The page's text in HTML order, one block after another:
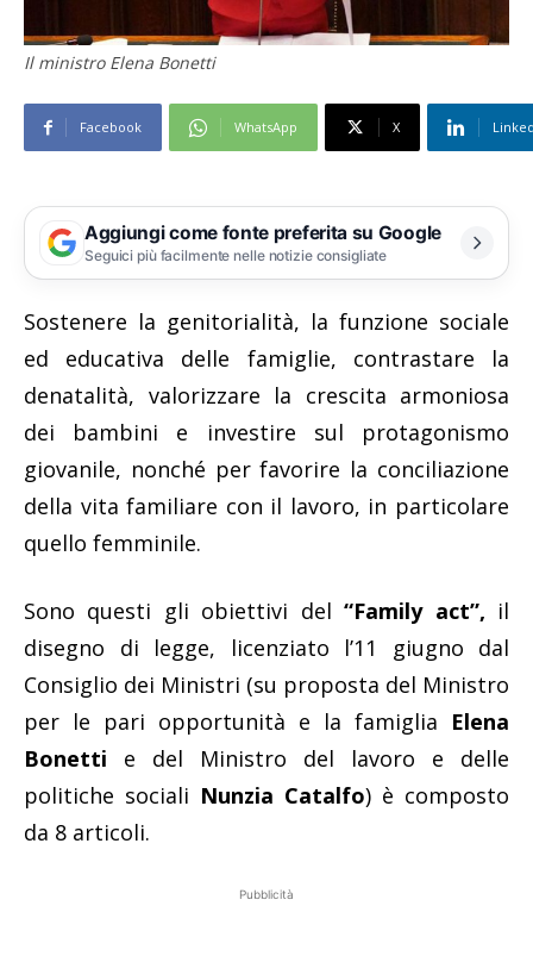
Il ministro Elena Bonetti
Facebook WhatsApp X
Aggiungi come fonte preferita su Google
Seguici più facilmente nelle notizie consigliate
Sostenere la genitorialità, la funzione sociale
ed educativa delle famiglie, contrastare la
denatalità, valorizzare la crescita armoniosa
dei bambini e investire sul protagonismo
giovanile, nonché per favorire la conciliazione
della vita familiare con il lavoro, in particolare
quello femminile.
Sono questi gli obiettivi del“Family act”, il
disegno di legge, licenziato l’11 giugno dal
Consiglio dei Ministri (su proposta del Ministro
per le pari opportunità e la famiglia Elena
Bonetti e del Ministro del lavoro e delle
politiche sociali Nunzia Catalfo) è composto
da 8 articoli.
Pubblicità